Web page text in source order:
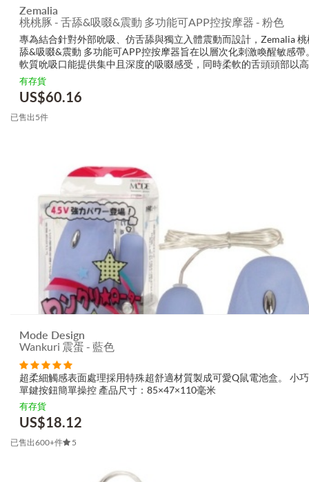
Zemalia
桃桃豚 - 舌舔&吸啜&震動 多功能可APP控按摩器 - 粉色
專為結合針對外部吮吸、仿舌舔與獨立入體震動而設計，Zemalia 桃
舔&吸啜&震動 多功能可APP控按摩器旨在以層次化刺激喚醒敏感帶
軟質吮吸口能提供集中且深度的吸啜感受，同時柔軟的舌頭頭部以
拍動模擬舌舔觸感；可獨立使用的尾部跳蛋則帶來深入的節奏式震
內部敏...
有存貨
US$60.16
已售出5件
Mode Design
Wankuri 震蛋 - 藍色
超柔細觸感表面處理採用特殊超舒適材質製成可愛Q鼠電池盒。 小
單鍵按鈕簡單操控 產品尺寸：85×47×110毫米
有存貨
US$18.12
已售出600+件 5